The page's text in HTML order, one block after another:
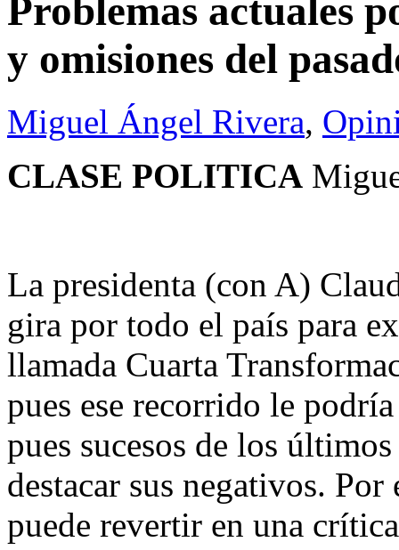
Problemas actuales
y omisiones del
Miguel Ángel Rivera,
CLASE POLITICA
La presidenta (con A)
gira por todo el país para
llamada Cuarta
pues ese recorrido le
pues sucesos de los
destacar sus negativos.
puede revertir en una